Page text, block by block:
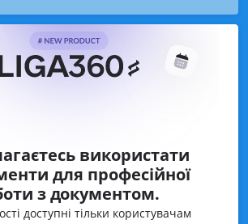
використати
для професійної
з документом.
доступні тільки користувачам